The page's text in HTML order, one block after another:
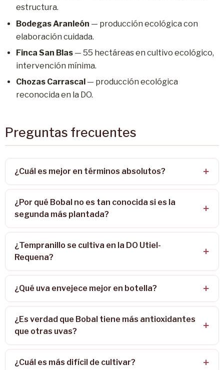
estructura.
Bodegas Aranleón — producción ecológica con
elaboración cuidada.
Finca San Blas — 55 hectáreas en cultivo ecológico,
intervención mínima.
Chozas Carrascal — producción ecológica
reconocida en la DO.
Preguntas frecuentes
¿Cuál es mejor en términos absolutos?
¿Por qué Bobal no es tan conocida si es la
segunda más plantada?
¿Tempranillo se cultiva en la DO Utiel-
Requena?
¿Qué uva envejece mejor en botella?
¿Es verdad que Bobal tiene más antioxidantes
que otras uvas?
¿Cuál es más difícil de cultivar?